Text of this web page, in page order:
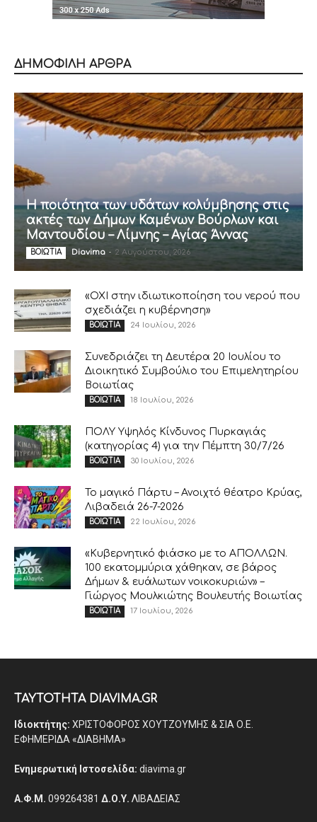
ΔΗΜΟΦΙΛΗ ΑΡΘΡΑ
Η ποιότητα των υδάτων κολύμβησης στις
ακτές των Δήμων Καμένων Βούρλων και
Μαντουδίου – Λίμνης – Αγίας Άννας
ΒΟΙΩΤΙΑ Diavima - 2 Αυγούστου, 2026
«ΟΧΙ στην ιδιωτικοποίηση του νερού που
σχεδιάζει η κυβέρνηση»
ΒΟΙΩΤΙΑ 24 Ιουλίου, 2026
Συνεδριάζει τη Δευτέρα 20 Ιουλίου το
Διοικητικό Συμβούλιο του Επιμελητηρίου
Βοιωτίας
ΒΟΙΩΤΙΑ 18 Ιουλίου, 2026
ΠΟΛΥ Υψηλός Κίνδυνος Πυρκαγιάς
(κατηγορίας 4) για την Πέμπτη 30/7/26
ΒΟΙΩΤΙΑ 30 Ιουλίου, 2026
Το μαγικό Πάρτυ – Ανοιχτό θέατρο Κρύας,
Λιβαδειά 26-7-2026
ΒΟΙΩΤΙΑ 22 Ιουλίου, 2026
«Κυβερνητικό φιάσκο με το ΑΠΟΛΛΩΝ.
100 εκατομμύρια χάθηκαν, σε βάρος
Δήμων & ευάλωτων νοικοκυριών» –
Γιώργος Μουλκιώτης Βουλευτής Βοιωτίας
ΒΟΙΩΤΙΑ 17 Ιουλίου, 2026
ΤΑΥΤΟΤΗΤΑ DIAVIMA.GR
Ιδιοκτήτης: ΧΡΙΣΤΟΦΟΡΟΣ ΧΟΥΤΖΟΥΜΗΣ & ΣΙΑ Ο.Ε.
ΕΦΗΜΕΡΙΔΑ «ΔΙΑΒΗΜΑ»
Ενημερωτική Ιστοσελίδα: diavima.gr
Α.Φ.Μ. 099264381 Δ.Ο.Υ. ΛΙΒΑΔΕΙΑΣ